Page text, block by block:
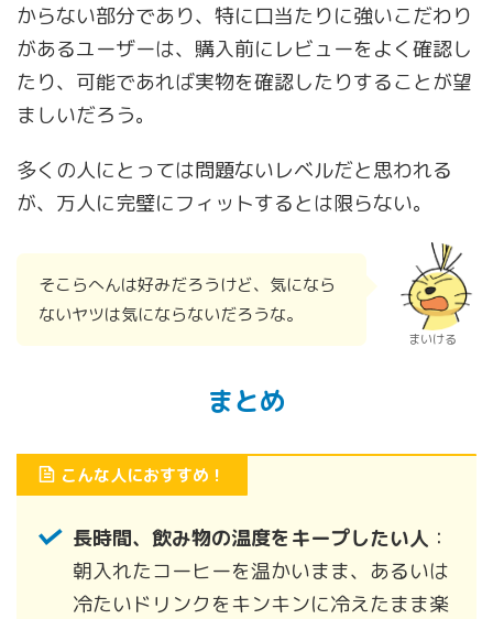
からない部分であり、特に口当たりに強いこだわり
があるユーザーは、購入前にレビューをよく確認し
たり、可能であれば実物を確認したりすることが望
ましいだろう。
多くの人にとっては問題ないレベルだと思われる
が、万人に完璧にフィットするとは限らない。
そこらへんは好みだろうけど、気になら
ないヤツは気にならないだろうな。
まいける
まとめ
こんな人におすすめ！
長時間、飲み物の温度をキープしたい人 ：
朝入れたコーヒーを温かいまま、あるいは
冷たいドリンクをキンキンに冷えたまま楽